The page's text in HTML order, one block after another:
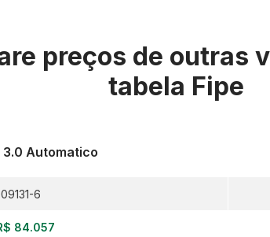
preços de outras
tabela Fipe
Automatico
6
84.057